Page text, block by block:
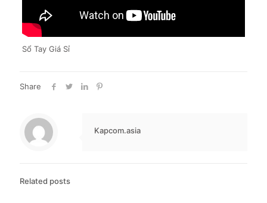
Sổ Tay Giá Sỉ
Share
Kapcom.asia
Related posts